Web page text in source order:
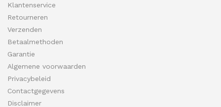
Klantenservice
Retourneren
Verzenden
Betaalmethoden
Garantie
Algemene voorwaarden
Privacybeleid
Contactgegevens
Disclaimer